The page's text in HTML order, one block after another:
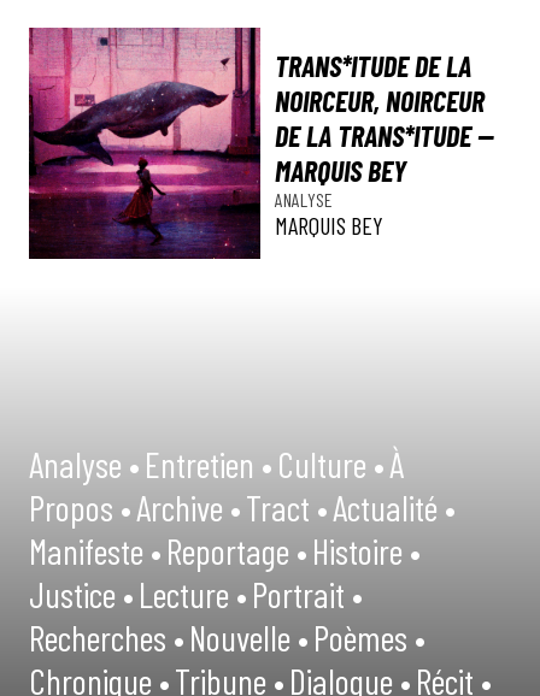
TRANS*ITUDE DE LA
NOIRCEUR, NOIRCEUR
DE LA TRANS*ITUDE —
MARQUIS BEY
ANALYSE
MARQUIS BEY
Analyse •Entretien •Culture •À
Propos •Archive •Tract •Actualité •
Manifeste •Reportage •Histoire •
Justice •Lecture •Portrait •
Recherches •Nouvelle •Poèmes •
Chronique •Tribune •Dialogue •Récit •